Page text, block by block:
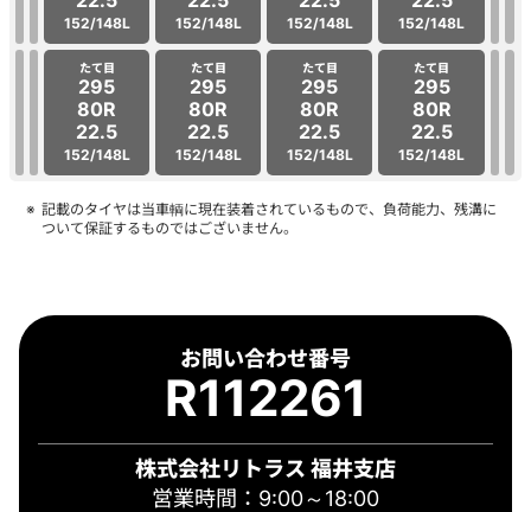
お問い合わせ番号
R112261
株式会社リトラス 福井支店
営業時間：9:00～18:00
152/148L 152/148L 152/148L 152/148L
たて目
295
80R
22.5
152/148L
たて目
295
80R
22.5
152/148L
たて目
295
80R
22.5
152/148L
たて目
295
80R
22.5
152/148L
記載のタイヤは当車輌に現在装着されているもので、負荷能力、残溝に
ついて保証するものではございません。